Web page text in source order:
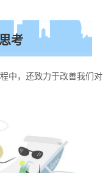
考
中，还致力于改善我们对